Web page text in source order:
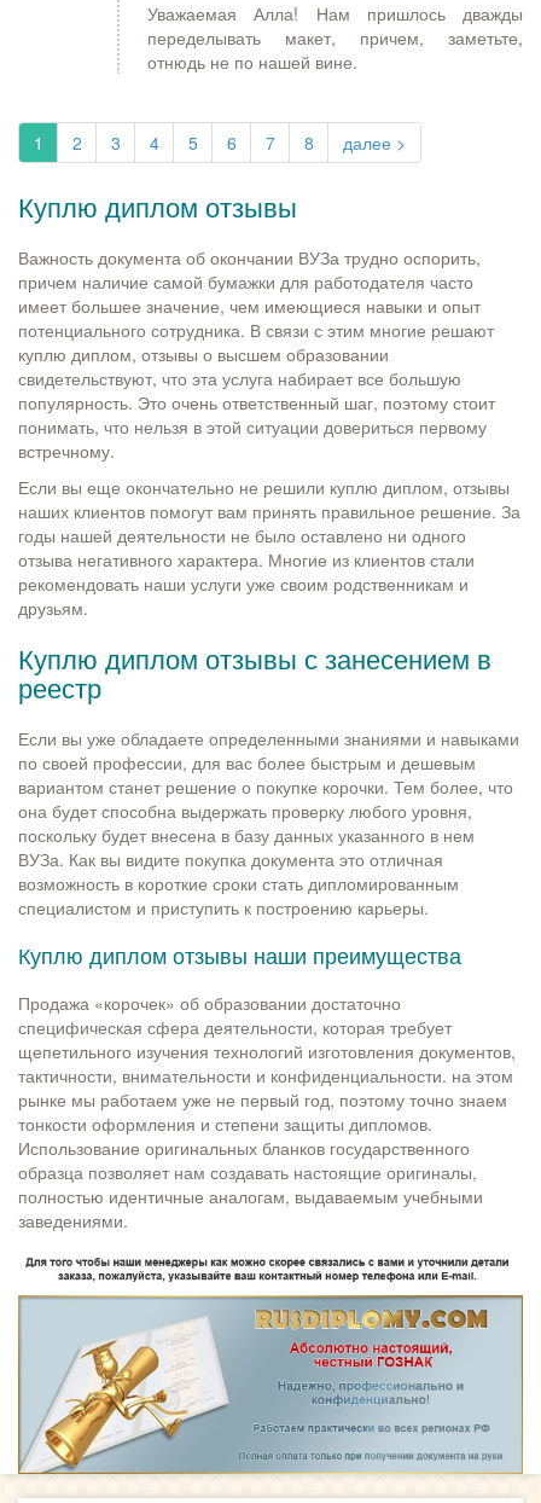
Уважаемая Алла! Нам пришлось дважды
переделывать макет, причем, заметьте,
отнюдь не по нашей вине.
1 2 3 4 5 6 7 8 далее >
Куплю диплом отзывы
Важность документа об окончании ВУЗа трудно оспорить,
причем наличие самой бумажки для работодателя часто
имеет большее значение, чем имеющиеся навыки и опыт
потенциального сотрудника. В связи с этим многие решают
куплю диплом, отзывы о высшем образовании
свидетельствуют, что эта услуга набирает все большую
популярность. Это очень ответственный шаг, поэтому стоит
понимать, что нельзя в этой ситуации довериться первому
встречному.
Если вы еще окончательно не решили куплю диплом, отзывы
наших клиентов помогут вам принять правильное решение. За
годы нашей деятельности не было оставлено ни одного
отзыва негативного характера. Многие из клиентов стали
рекомендовать наши услуги уже своим родственникам и
друзьям.
Куплю диплом отзывы с занесением в
реестр
Если вы уже обладаете определенными знаниями и навыками
по своей профессии, для вас более быстрым и дешевым
вариантом станет решение о покупке корочки. Тем более, что
она будет способна выдержать проверку любого уровня,
поскольку будет внесена в базу данных указанного в нем
ВУЗа. Как вы видите покупка документа это отличная
возможность в короткие сроки стать дипломированным
специалистом и приступить к построению карьеры.
Куплю диплом отзывы наши преимущества
Продажа «корочек» об образовании достаточно
специфическая сфера деятельности, которая требует
щепетильного изучения технологий изготовления документов,
тактичности, внимательности и конфиденциальности. на этом
рынке мы работаем уже не первый год, поэтому точно знаем
тонкости оформления и степени защиты дипломов.
Использование оригинальных бланков государственного
образца позволяет нам создавать настоящие оригиналы,
полностью идентичные аналогам, выдаваемым учебными
заведениями.